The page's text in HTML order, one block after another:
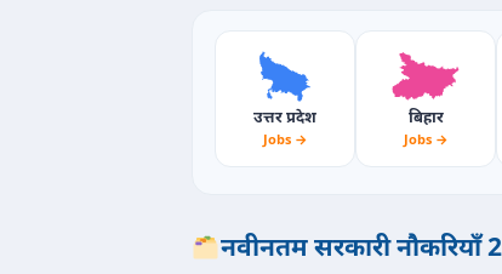
उत्तर प्रदेश
Jobs →
बिहार
Jobs →
नवीनतम सरकारी नौकरियाँ